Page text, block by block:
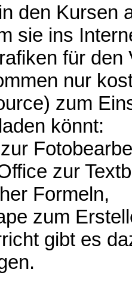
den Kursen
sie ins
für
nur
zum
könnt:
zur
Formeln,
zum
gibt es